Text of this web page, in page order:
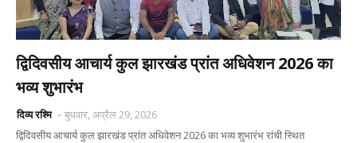
द्विदिवसीय आचार्य कुल झारखंड प्रांत अधिवेशन 2026 का
भव्य शुभारंभ
दिव्य रश्मि
बुधवार, अप्रैल 29, 2026
द्विदिवसीय आचार्य कुल झारखंड प्रांत अधिवेशन 2026 का भव्य शुभारंभ रांची स्थित